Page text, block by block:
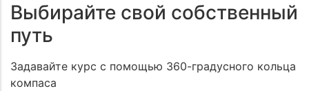
Выбирайте свой собственный
путь
Задавайте курс с помощью 360-градусного кольца
компаса